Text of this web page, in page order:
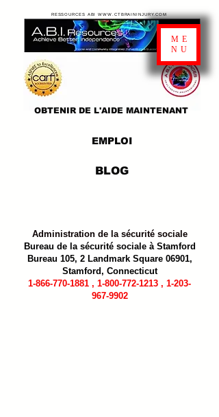
EMPLOI
OBTENIR DE L'AIDE MAINTENANT
BLOG
RESSOURCES ABI WWW.CTBRAININJURY.COM
ME
NU
Administration de la sécurité sociale
Bureau de la sécurité sociale à Stamford
Bureau 105, 2 Landmark Square 06901,
Stamford, Connecticut
1-866-770-1881 , 1-800-772-1213 , 1-203-
967-9902